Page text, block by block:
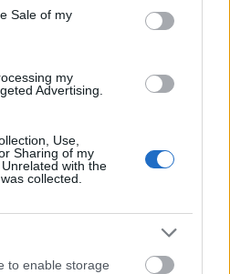
Sale of my
my
Advertising.
Use,
Sharing of my
with the
collected.
to enable storage
ÜNNEPE